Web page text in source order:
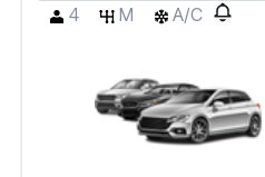
4 M A/C